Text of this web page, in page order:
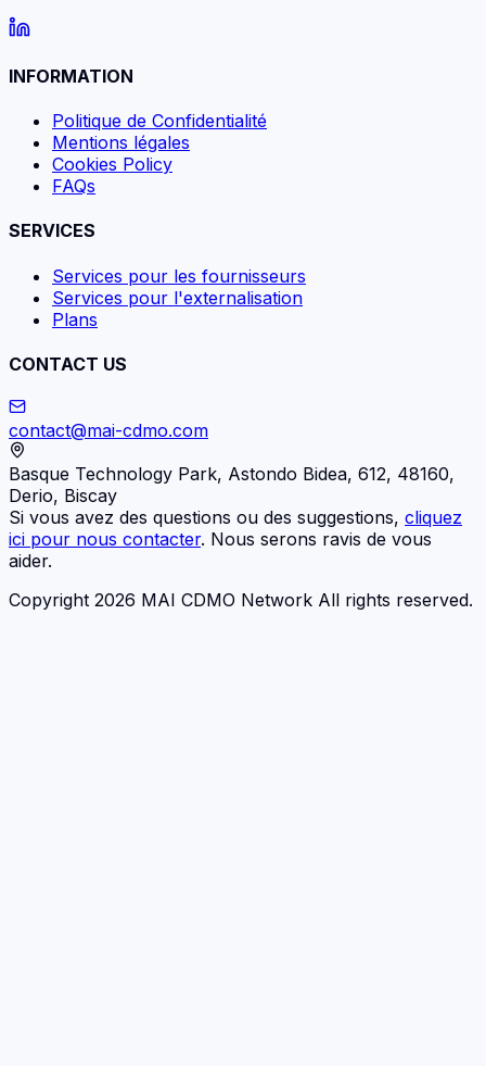
INFORMATION
Politique de Confidentialité
Mentions légales
Cookies Policy
FAQs
SERVICES
Services pour les fournisseurs
Services pour l'externalisation
Plans
CONTACT US
contact@mai-cdmo.com
Basque Technology Park, Astondo Bidea, 612, 48160,
Derio, Biscay
Si vous avez des questions ou des suggestions, cliquez
ici pour nous contacter. Nous serons ravis de vous
aider.
Copyright 2026 MAI CDMO Network All rights reserved.